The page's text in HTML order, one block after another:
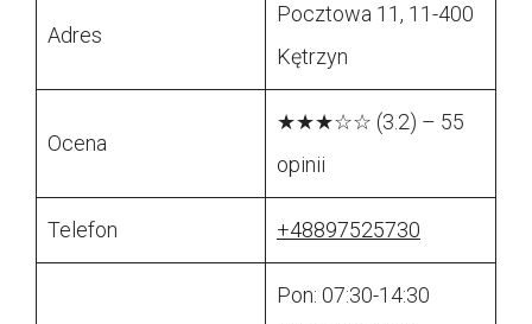
Adres
Pocztowa 11, 11-400
Kętrzyn
Ocena
★★★☆☆ (3.2) – 55
opinii
Telefon +48897525730
Pon: 07:30-14:30